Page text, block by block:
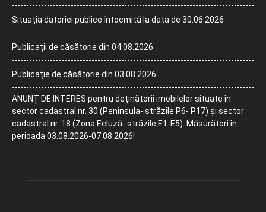
Situația datoriei publice întocmită la data de 30.06.2026
Publicații de căsătorie din 04.08.2026
Publicație de căsătorie din 03.08.2026
ANUNȚ DE INTERES pentru deținătorii imobilelor situate în
sector cadastral nr. 30 (Peninsula- străzile P6- P17) și sector
cadastral nr. 18 (Zona Ecluză- străzile E1-E5). Măsurători în
perioada 03.08.2026-07.08.2026!